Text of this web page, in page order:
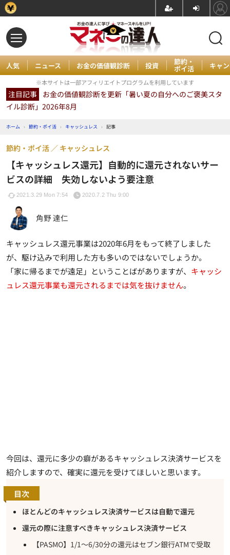
人気 ニュース お金の価値観診断 投資 節約・
ポイ活 キャ
※本サイトは一部アフィリエイトプログラムを利用しています
注目記事 お金の価値観診断を更新「暑い夏の自分へのご褒美スタ
イル診断」2026年8月
ホーム › 節約・ポイ活 › キャッシュレス › 記事
【キャッシュレス還元】自動的に還元されないサー
ビスの詳細 失効しないよう要注意
節約・ポイ活 キャッシュレス
2021.3.29 Mon 7:54 2020.7.2 Thu 9:00
角野 達仁
キャッシュレス還元事業は2020年6月をもって終了しました
が、駆け込みで利用した方も多いのではないでしょうか。
「家に帰るまでが遠足」ということばがありますが、 キャッシ
ュレス還元事業も還元されるまでは気を抜けません。
今回は、還元に多少の癖があるキャッシュレス決済サービスを
紹介しますので、確実に還元を受けてほしいと思います。
目次
ほとんどのキャッシュレス決済サービスは自動で還元
還元の際に注意すべきキャッシュレス決済サービス
【PASMO】1/1～6/30分の還元はセブン銀行ATMで受取